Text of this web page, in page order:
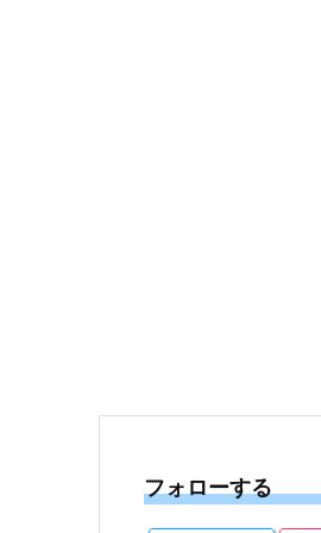
フォローする